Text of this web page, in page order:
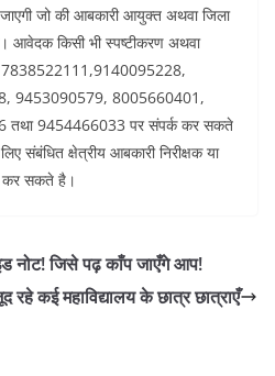
जो की आबकारी आयुक्त अथवा जिला
आवेदक किसी भी स्पष्टीकरण अथवा
7838522111,9140095228,
9453090579, 8005660401,
9454466033 पर संपर्क कर सकते
संबंधित क्षेत्रीय आबकारी निरीक्षक या
कर सकते है।
नोट! जिसे पढ़ काँप जाएँगे आप!
रहे कई महाविद्यालय के छात्र छात्राएँ